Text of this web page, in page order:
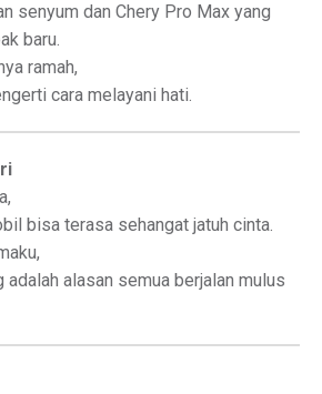
senyum dan Chery Pro Max yang
baru.
ramah,
cara melayani hati.
bisa terasa sehangat jatuh cinta.
adalah alasan semua berjalan mulus